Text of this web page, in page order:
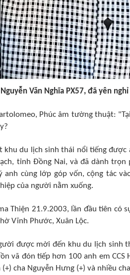
Văn Nghĩa PX57, đã yên
Phúc âm tường thuật:
khu du lịch sinh thái nổi tiếng được
tỉnh Đồng Nai, và đã dành
anh cùng lớp góp vốn, cộng tác
của người nằm xuống.
Thiện 21.9.2003, lần đầu tiên có
Vĩnh Phước, Xuân Lộc.
được mời đến khu du lịch sinh
vã đón tiếp hơn 100 anh em
(+) cha Nguyễn Hưng (+) và nhiều